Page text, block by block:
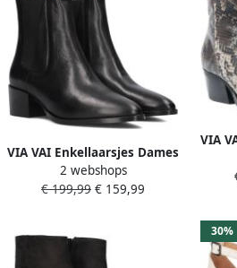
VIA VAI Enkellaarsjes Dames
Rose Andrew Maat: 36
Materiaal: Leer Kleur: Zwart
2 webshops
€ 199,99 € 159,99
VIA
30%